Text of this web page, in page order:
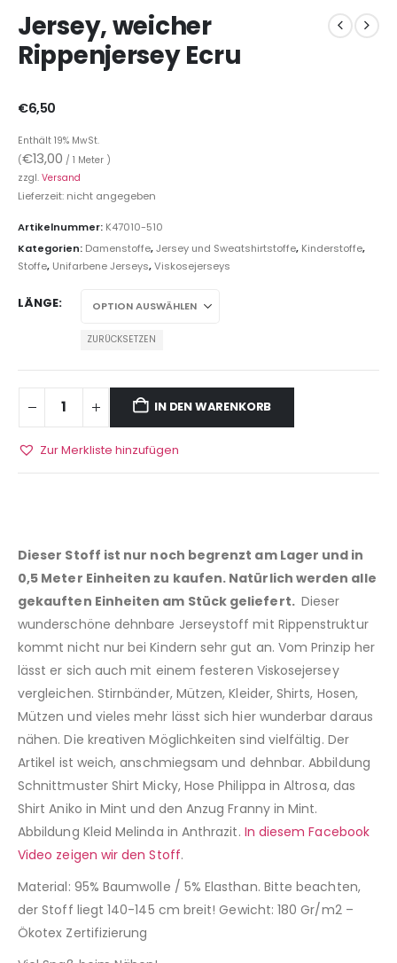
Jersey, weicher
Rippenjersey Ecru
€6,50
Enthält 19% MwSt.
(€13,00 / 1 Meter )
zzgl. Versand
Lieferzeit: nicht angegeben
Artikelnummer: K47010-510
Kategorien: Damenstoffe,Jersey und Sweatshirtstoffe, Kinderstoffe,
Stoffe, Unifarbene Jerseys,Viskosejerseys
LÄNGE
ZURÜCKSETZEN
IN DEN WARENKORB
Zur Merkliste hinzufügen
Dieser Stoff ist nur noch begrenzt am Lager und in
0,5 Meter Einheiten zu kaufen. Natürlich werden alle
gekauften Einheiten am Stück geliefert. Dieser
wunderschöne dehnbare Jerseystoff mit Rippenstruktur
kommt nicht nur bei Kindern sehr gut an. Vom Prinzip her
lässt er sich auch mit einem festeren Viskosejersey
vergleichen. Stirnbänder, Mützen, Kleider, Shirts, Hosen,
Mützen und vieles mehr lässt sich hier wunderbar daraus
nähen. Die kreativen Möglichkeiten sind vielfältig. Der
Artikel ist weich, anschmiegsam und dehnbar. Abbildung
Schnittmuster Shirt Micky, Hose Philippa in Altrosa, das
Shirt Aniko in Mint und den Anzug Franny in Mint.
Abbildung Kleid Melinda in Anthrazit. In diesem Facebook
Video zeigen wir den Stoff.
Material: 95% Baumwolle / 5% Elasthan. Bitte beachten,
der Stoff liegt 140-145 cm breit! Gewicht: 180 Gr/m2 –
Ökotex Zertifizierung